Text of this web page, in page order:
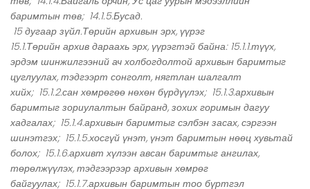
баримтын төв; 14.1.5.Бусад.
15 дугаар зүйл.Төрийн архивын эрх, үүрэг
15.1.Төрийн архив дараахь эрх, үүрэгтэй байна: 15.1.1.түүх,
эрдэм шинжилгээний ач холбогдолтой архивын баримтыг
цуглуулах, тэдгээрт сонголт, нягтлан шалгалт
хийх; 15.1.2.сан хөмрөгөө нөхөн бүрдүүлэх; 15.1.3.архивын
баримтыг зориулалтын байранд, зохих горимын дагуу
хадгалах; 15.1.4.архивын баримтыг сэлбэн засах, сэргээн
шинэтгэх; 15.1.5.хосгүй үнэт, үнэт баримтын нөөц хувьтай
болох; 15.1.6.архивт хүлээн авсан баримтыг ангилах,
төрөлжүүлэх, тэдгээрээр архивын хөмрөг
байгуулах; 15.1.7.архивын баримтын тоо бүртгэл